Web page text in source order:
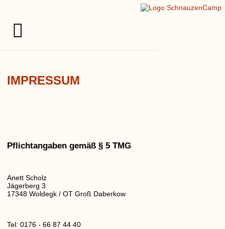
IMPRESSUM
Pflichtangaben gemäß § 5 TMG
Anett Scholz
Jägerberg 3
17348 Woldegk / OT Groß Daberkow
Tel: 0176 - 66 87 44 40